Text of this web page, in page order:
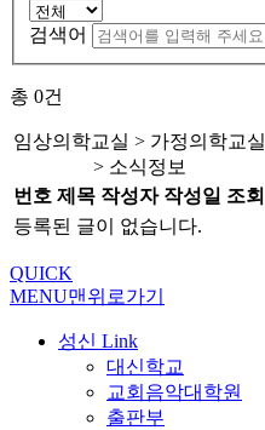
검색어
총 0건
임상의학교실 > 가정의학교실
> 소식정보
번호 제목 작성자 작성일 조회
등록된 글이 없습니다.
QUICK
MENU맨위로가기
성신 Link
대신학교
교회음악대학원
출판부